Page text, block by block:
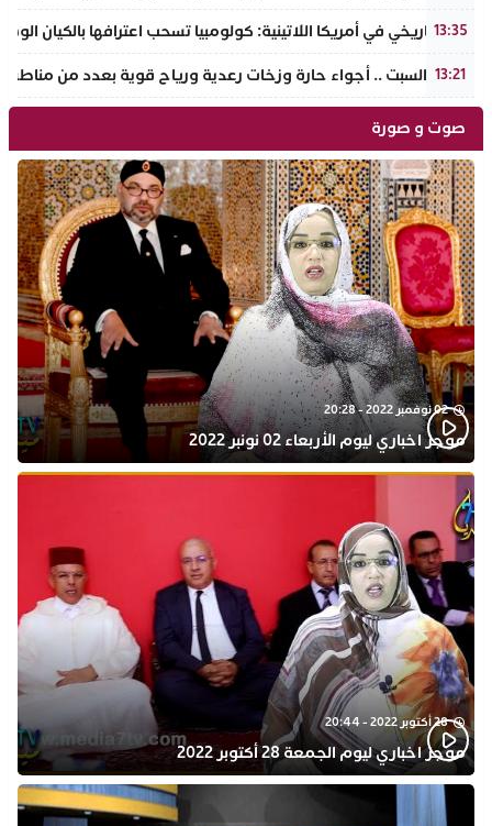
13:35
تحول تاريخي في أمريكا اللاتينية: كولومبيا تسحب اعترافها بالكيان
13:21
طقس السبت .. أجواء حارة وزخات رعدية ورياح قوية بعدد من مناطق
صوت و صورة
02 نوفمبر 2022 - 20:28
موجز اخباري ليوم الأربعاء 02 نونبر 2022
28 أكتوبر 2022 - 20:44
موجز اخباري ليوم الجمعة 28 أكتوبر 2022